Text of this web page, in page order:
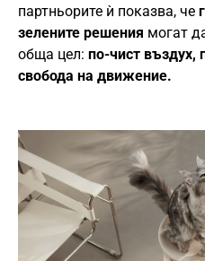
партньорите ѝ показва, че
зелените решения могат
обща цел: по-чист
свобода на движение.